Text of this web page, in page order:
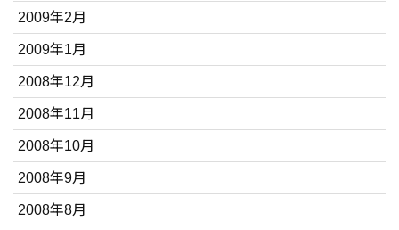
2009年2月
2009年1月
2008年12月
2008年11月
2008年10月
2008年9月
2008年8月